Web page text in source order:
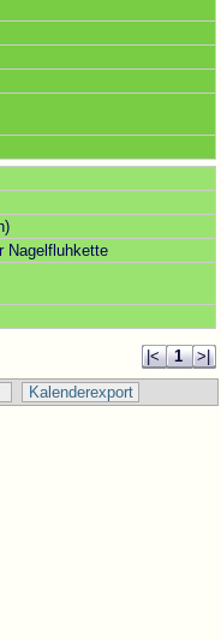
Nagelfluhkette
|< 1
>|
Kalenderexport